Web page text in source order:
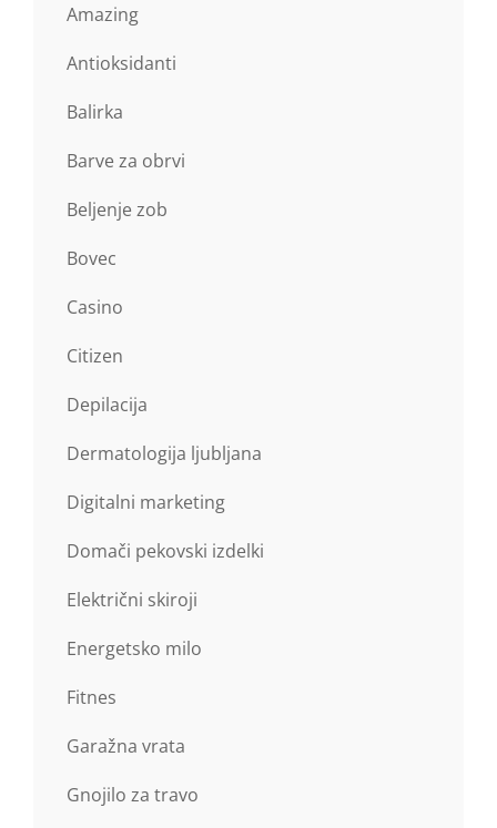
Amazing
Antioksidanti
Balirka
Barve za obrvi
Beljenje zob
Bovec
Casino
Citizen
Depilacija
Dermatologija ljubljana
Digitalni marketing
Domači pekovski izdelki
Električni skiroji
Energetsko milo
Fitnes
Garažna vrata
Gnojilo za travo